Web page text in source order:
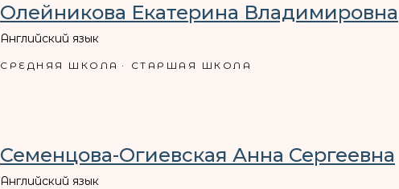
Олейникова Екатерина Владимировна
Английский язык
СРЕДНЯЯ ШКОЛА СТАРШАЯ ШКОЛА
Семенцова-Огиевская Анна Сергеевна
Английский язык